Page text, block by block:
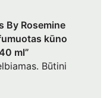
By Rosemine
kūno
ml”
Būtini